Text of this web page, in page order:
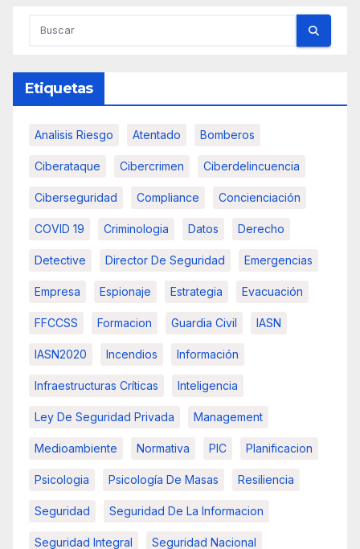
Etiquetas
Analisis Riesgo Atentado Bomberos
Ciberataque Cibercrimen Ciberdelincuencia
Ciberseguridad Compliance Concienciación
COVID 19 Criminologia Datos Derecho
Detective Director De Seguridad Emergencias
Empresa Espionaje Estrategia Evacuación
FFCCSS Formacion Guardia Civil IASN
IASN2020 Incendios Información
Infraestructuras Críticas Inteligencia
Ley De Seguridad Privada Management
Medioambiente Normativa PIC Planificacion
Psicologia Psicología De Masas Resiliencia
Seguridad Seguridad De La Informacion
Seguridad Integral Seguridad Nacional